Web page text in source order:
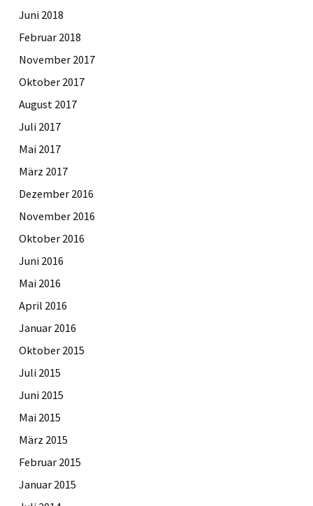
Juni 2018
Februar 2018
November 2017
Oktober 2017
August 2017
Juli 2017
Mai 2017
März 2017
Dezember 2016
November 2016
Oktober 2016
Juni 2016
Mai 2016
April 2016
Januar 2016
Oktober 2015
Juli 2015
Juni 2015
Mai 2015
März 2015
Februar 2015
Januar 2015